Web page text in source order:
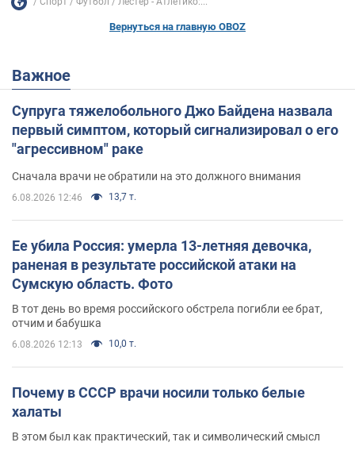
Вернуться на главную OBOZ
Важное
Супруга тяжелобольного Джо Байдена назвала
первый симптом, который сигнализировал о его
"агрессивном" раке
Сначала врачи не обратили на это должного внимания
6.08.2026 12:46 13,7 т.
Ее убила Россия: умерла 13-летняя девочка,
раненая в результате российской атаки на
Сумскую область. Фото
В тот день во время российского обстрела погибли ее брат,
отчим и бабушка
6.08.2026 12:13 10,0 т.
Почему в СССР врачи носили только белые
халаты
В этом был как практический, так и символический смысл